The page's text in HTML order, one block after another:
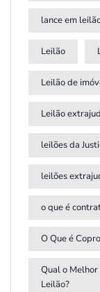
lance em
Leilão
Leilão de
Leilão
leilões da
leilões
o que é
O Que é
Qual o
Leilão?